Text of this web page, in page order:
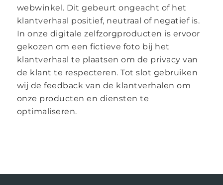
webwinkel. Dit gebeurt ongeacht of het
klantverhaal positief, neutraal of negatief is.
In onze digitale zelfzorgproducten is ervoor
gekozen om een fictieve foto bij het
klantverhaal te plaatsen om de privacy van
de klant te respecteren. Tot slot gebruiken
wij de feedback van de klantverhalen om
onze producten en diensten te
optimaliseren.